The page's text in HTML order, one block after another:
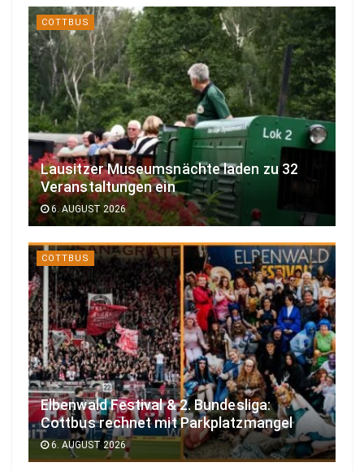
COTTBUS
Lausitzer Museumsnächte laden zu 32
Veranstaltungen ein
6. AUGUST 2026
COTTBUS
Elbenwald Festival & 2. Bundesliga:
Cottbus rechnet mit Parkplatzmangel
6. AUGUST 2026